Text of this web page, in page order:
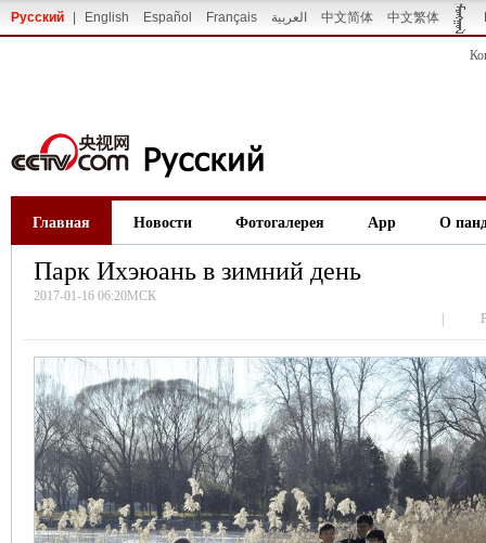
Русский English Español Français العربية 中文简体 中文繁体
Главная Новости Фотогалерея App О
Парк Ихэюань в зимний день
2017-01-16 06:20МСК